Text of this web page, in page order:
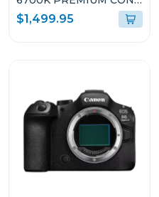
MONTURA E + LENTE E
PZ 16-50MM F3.5-5.6
$1,499.95